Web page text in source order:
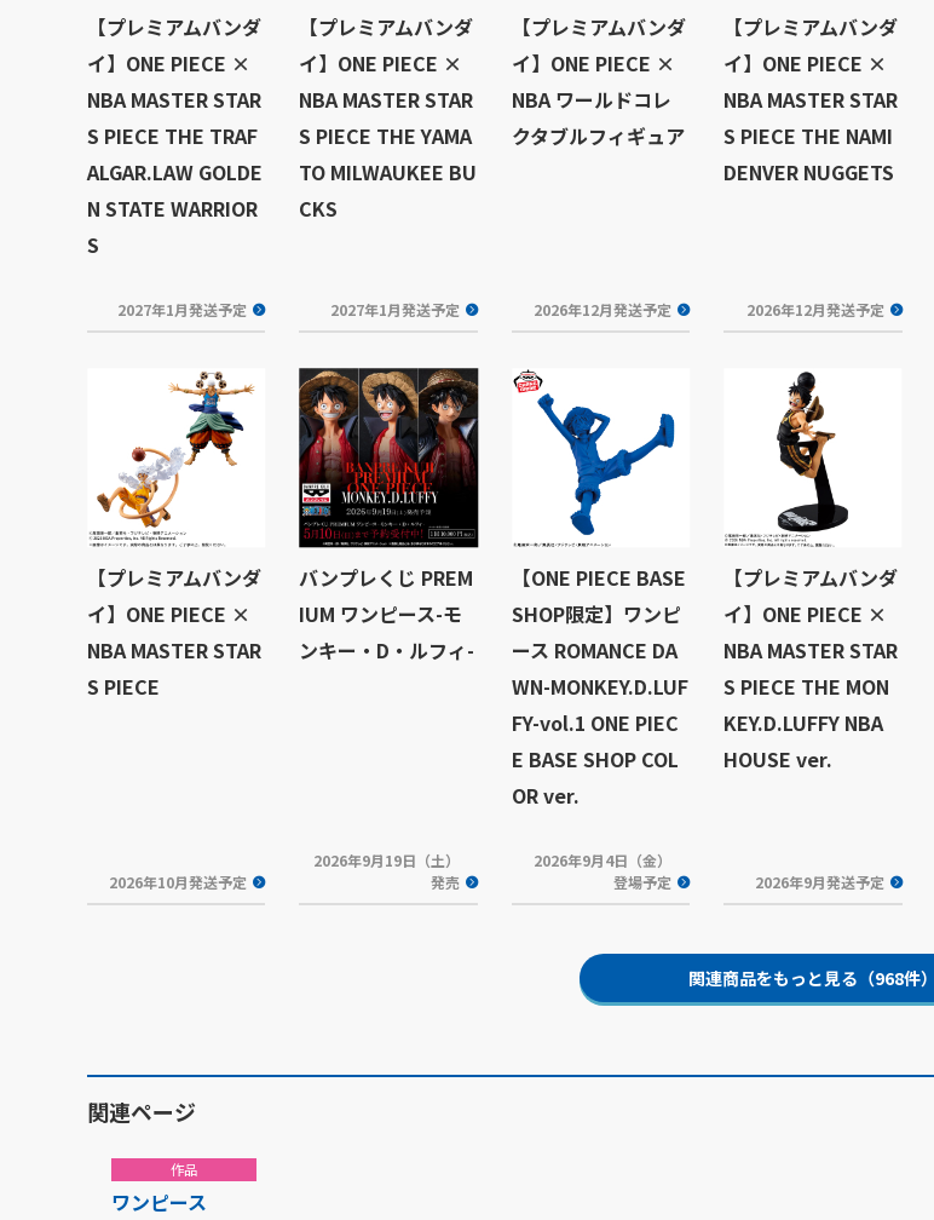
【プレミアムバンダ
イ】ONE PIECE ×
NBA MASTER STAR
S PIECE THE TRAF
ALGAR.LAW GOLDE
N STATE WARRIOR
S
2027年1月発送予定
【プレミアムバンダ
イ】ONE PIECE ×
NBA MASTER STAR
S PIECE THE YAMA
TO MILWAUKEE BU
CKS
2027年1月発送予定
【プレミアムバンダ
イ】ONE PIECE ×
NBA ワールドコレ
クタブルフィギュア
2026年12月発送予定
【プレミアムバンダ
イ】ONE PIECE ×
NBA MASTER STAR
S PIECE THE NAMI
DENVER NUGGETS
2026年12月発送予定
【プレミアムバンダ
イ】ONE PIECE ×
NBA MASTER STAR
S PIECE
2026年10月発送予定
バンプレくじ PREM
IUM ワンピース-モ
ンキー・D・ルフィ-
2026年9月19日（土）
発売
【ONE PIECE BASE
SHOP限定】ワンピ
ース ROMANCE DA
WN-MONKEY.D.LUF
FY-vol.1 ONE PIEC
E BASE SHOP COL
OR ver.
2026年9月4日（金）
登場予定
【プレミアムバンダ
イ】ONE PIECE ×
NBA MASTER STAR
S PIECE THE MON
KEY.D.LUFFY NBA
HOUSE ver.
2026年9月発送予定
関連商品をもっと見る（968件）
関連ページ
作品
ワンピース